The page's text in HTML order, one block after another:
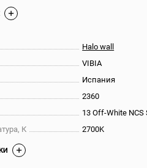
Halo wall
VIBIA
Испания
2360
13 Off-White NCS
К
2700K